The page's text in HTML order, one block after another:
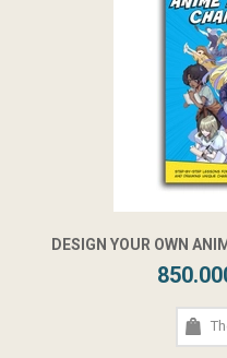
DESIGN YOUR OWN